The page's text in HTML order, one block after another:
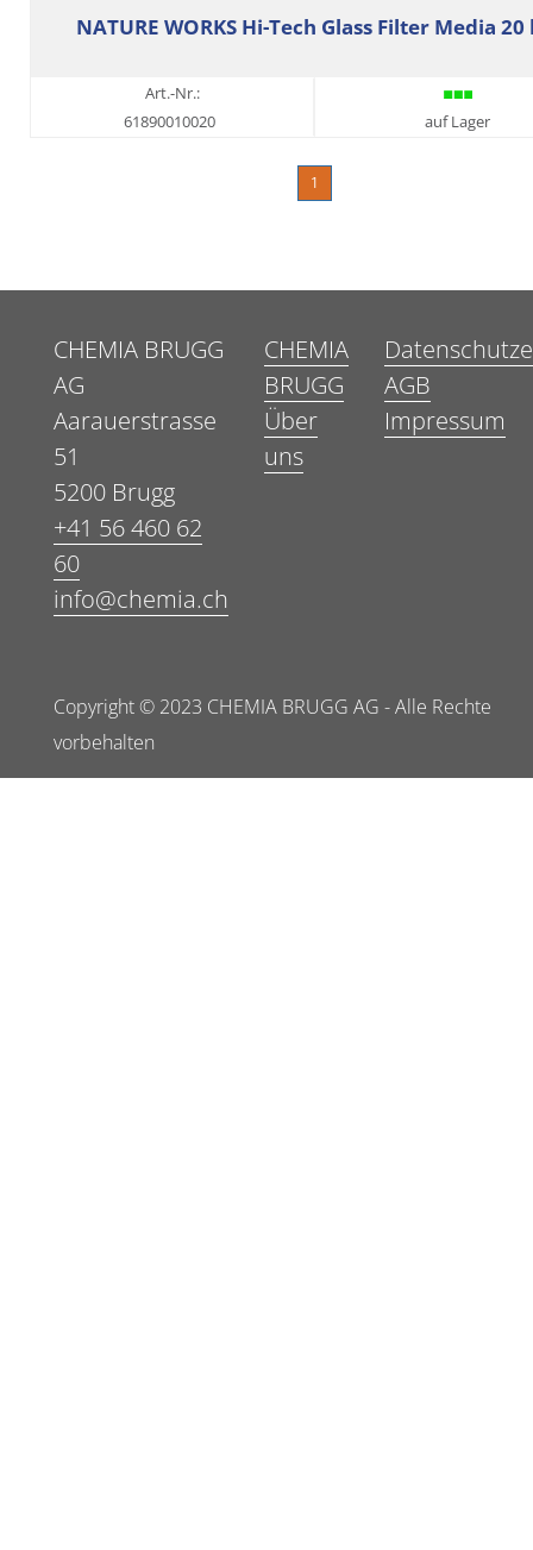
NATURE WORKS Hi-Tech Glass Filter Media 20
Art.-Nr.:
61890010020
auf Lager
1
CHEMIA BRUGG
AG
Aarauerstrasse
51
5200 Brugg
+41 56 460 62
60
info@chemia.ch
CHEMIA
BRUGG
Über
uns
AGB
Impressum
Copyright © 2023 CHEMIA BRUGG AG - Alle Rechte
vorbehalten